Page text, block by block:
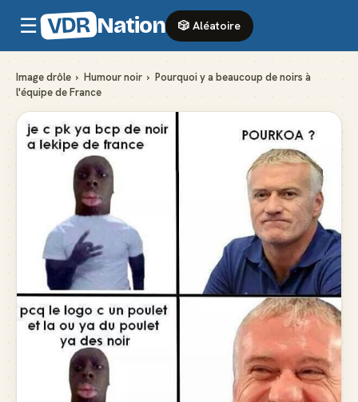
☰ VDR Nation 🎲 Aléatoire
Image drôle › Humour noir › Pourquoi y a beaucoup de noirs à
l'équipe de France